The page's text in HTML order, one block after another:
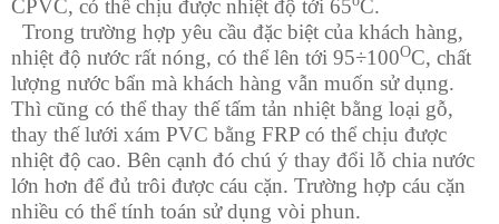
CPVC, có thể chịu được nhiệt độ tới 65 C.
Trong trường hợp yêu cầu đặc biệt của khách hàng,
nhiệt độ nước rất nóng, có thể lên tới 95÷100OC, chất
lượng nước bẩn mà khách hàng vẫn muốn sử dụng.
Thì cũng có thể thay thế tấm tản nhiệt bằng loại gỗ,
thay thế lưới xám PVC bằng FRP có thể chịu được
nhiệt độ cao. Bên cạnh đó chú ý thay đổi lỗ chia nước
lớn hơn để đủ trôi được cáu cặn. Trường hợp cáu cặn
nhiều có thể tính toán sử dụng vòi phun.